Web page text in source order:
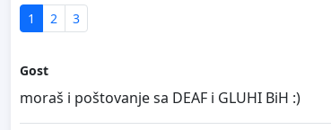
1 2 3
Gost
moraš i poštovanje sa DEAF i GLUHI BiH :)